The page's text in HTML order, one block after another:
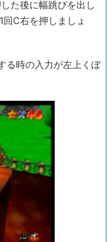
た後に幅跳びを出し
C右を押しましょ
る時の入力が左上くぼ